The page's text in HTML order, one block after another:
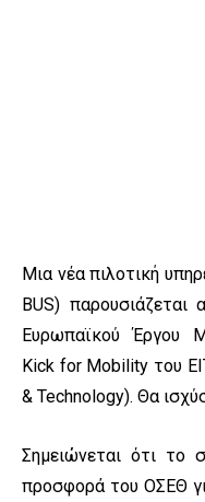
Μια νέα πιλοτική
BUS)
Ευρωπαϊκού Έργου
Kick for Mobility του
& Technology). Θα
Σημειώνεται ότι το
προσφορά του ΟΣΕΘ